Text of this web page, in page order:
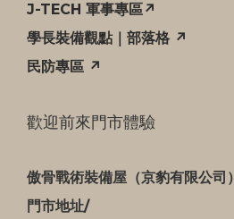
J-TECH 軍事專區↗
學長裝備觀點｜部落格 ↗
民防專區 ↗
歡迎前來門市體驗
傲骨戰術裝備屋（京豹有限公司）
門市地址/